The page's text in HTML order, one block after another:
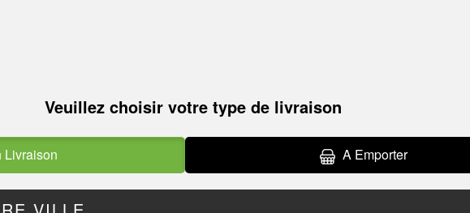
COMPOSEZ VOTRE SANDWICH